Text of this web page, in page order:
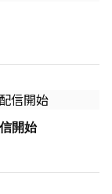
開始